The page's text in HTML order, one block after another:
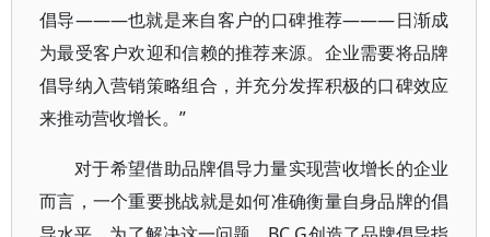
倡导———也就是来自客户的口碑推荐———日渐成
为最受客户欢迎和信赖的推荐来源。企业需要将品牌
倡导纳入营销策略组合，并充分发挥积极的口碑效应
来推动营收增长。”
对于希望借助品牌倡导力量实现营收增长的企业
而言，一个重要挑战就是如何准确衡量自身品牌的倡